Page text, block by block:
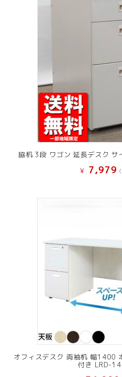
脇机 3段 ワゴン 延長デスク サ
¥ 7,979
オフィスデスク 両袖机 幅1400
付き LRD-